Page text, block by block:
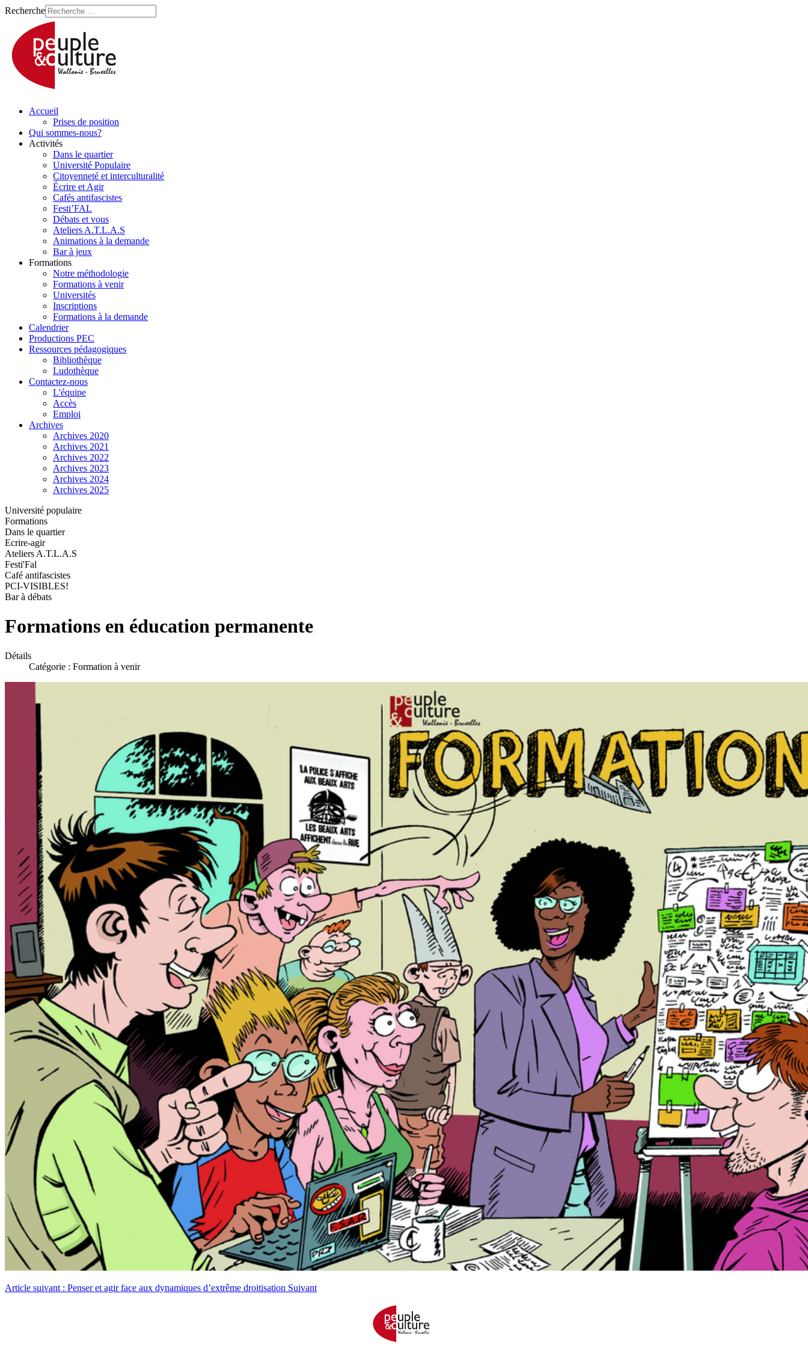
Recherche
Accueil
Prises de position
Qui sommes-nous?
Activités
Dans le quartier
Université Populaire
Citoyenneté et interculturalité
Écrire et Agir
Cafés antifascistes
Festi’FAL
Débats et vous
Ateliers A.T.L.A.S
Animations à la demande
Bar à jeux
Formations
Notre méthodologie
Formations à venir
Universités
Inscriptions
Formations à la demande
Calendrier
Productions PEC
Ressources pédagogiques
Bibliothèque
Ludothèque
Contactez-nous
L'équipe
Accès
Emploi
Archives
Archives 2020
Archives 2021
Archives 2022
Archives 2023
Archives 2024
Archives 2025
Université populaire
Formations
Dans le quartier
Ecrire-agir
Ateliers A.T.L.A.S
Festi'Fal
Café antifascistes
PCI-VISIBLES!
Bar à débats
Formations en éducation permanente
Détails
Catégorie : Formation à venir
Article suivant : Penser et agir face aux dynamiques d’extrême droitisation Suivant